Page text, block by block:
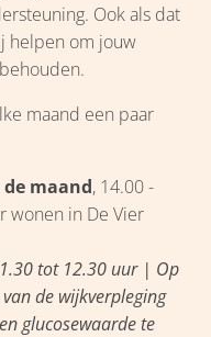
Ook als dat
helpen om jouw
maand een paar
maand, 14.00 -
wonen in De Vier
tot 12.30 uur | Op
de wijkverpleging
glucosewaarde te